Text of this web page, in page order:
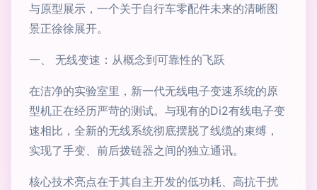
与原型展示，一个关于自行车零配件未来的清晰图
景正徐徐展开。
一、 无线变速：从概念到可靠性的飞跃
在洁净的实验室里，新一代无线电子变速系统的原
型机正在经历严苛的测试。与现有的Di2有线电子变
速相比，全新的无线系统彻底摆脱了线缆的束缚，
实现了手变、前后拨链器之间的独立通讯。
核心技术亮点在于其自主开发的低功耗、高抗干扰